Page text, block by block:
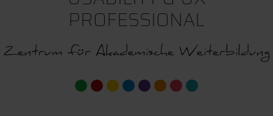
PROFESSIONAL
Zentrum für Akademische Weiterbildung